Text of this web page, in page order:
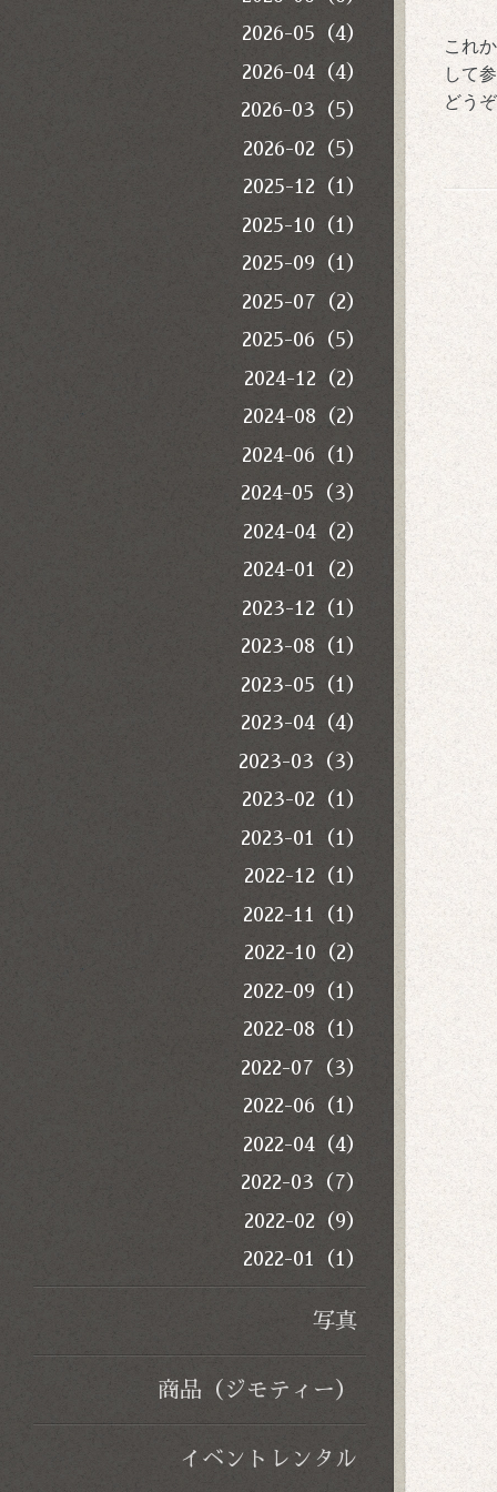
これ
して
どう
2026-05（4）
2026-04（4）
2026-03（5）
2026-02（5）
2025-12（1）
2025-10（1）
2025-09（1）
2025-07（2）
2025-06（5）
2024-12（2）
2024-08（2）
2024-06（1）
2024-05（3）
2024-04（2）
2024-01（2）
2023-12（1）
2023-08（1）
2023-05（1）
2023-04（4）
2023-03（3）
2023-02（1）
2023-01（1）
2022-12（1）
2022-11（1）
2022-10（2）
2022-09（1）
2022-08（1）
2022-07（3）
2022-06（1）
2022-04（4）
2022-03（7）
2022-02（9）
2022-01（1）
写真
商品（ジモティー）
イベントレンタル